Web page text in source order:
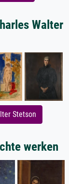
Walter
Stetson
werken